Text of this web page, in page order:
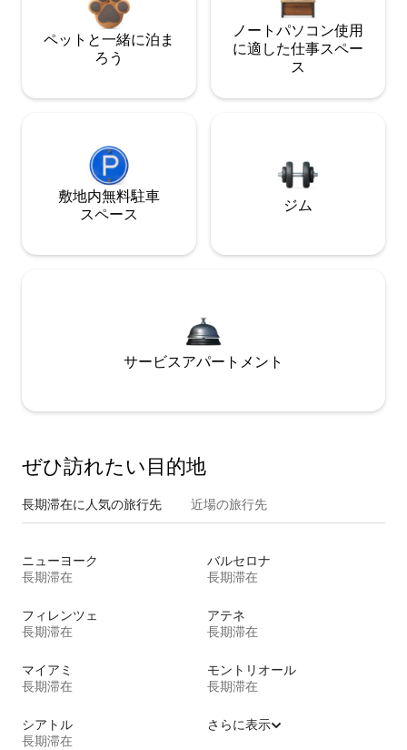
ペットと一緒に泊ま
ろう
ノートパソコン使用
に適した仕事スペー
ス
敷地内無料駐⁠車
ス⁠ペ⁠ー⁠ス
ジム
サービスアパートメント
ぜひ訪⁠れ⁠た⁠い目⁠的⁠地
長期滞在に人気の旅行先 近場の旅行先
ニューヨーク
長期滞在
バルセロナ
長期滞在
フィレンツェ
長期滞在
アテネ
長期滞在
マイアミ
長期滞在
モントリオール
長期滞在
シアトル
長期滞在
さらに表示